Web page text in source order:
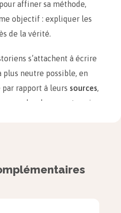
affiner sa méthode,
objectif : expliquer les
de la vérité.
s’attachent à écrire
neutre possible, en
rapport à leurs sources,
ou les documents qui